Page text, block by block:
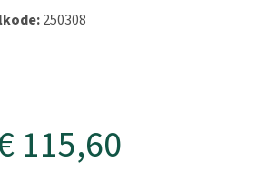
250308
115,60